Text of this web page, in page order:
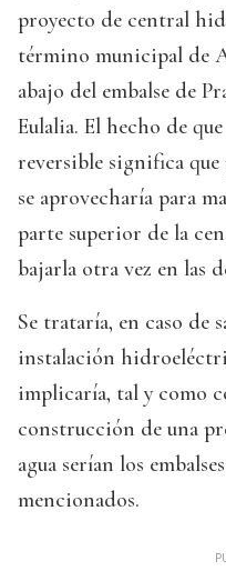
proyecto de central
término municipal de
abajo del embalse de
Eulalia. El hecho de
reversible significa
se aprovecharía para
parte superior de la
bajarla otra vez en las
Se trataría, en caso de
instalación
implicaría, tal y como
construcción de una
agua serían los
mencionados.